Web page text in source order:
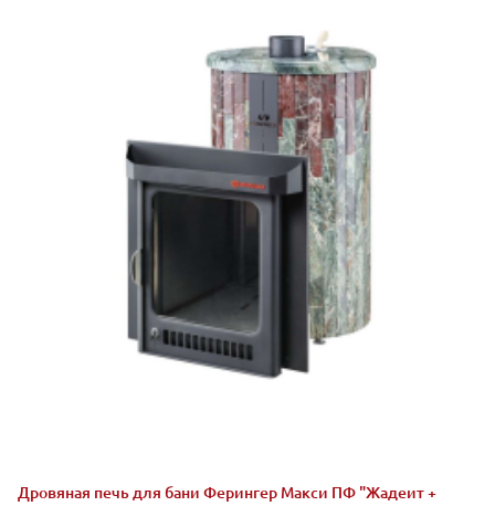
Дровяная печь для бани Ферингер Макси ПФ "Жадеит +